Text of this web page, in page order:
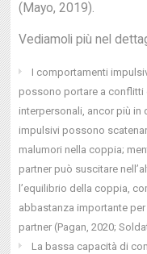
(Mayo, 2019).
Vediamoli più nel
I comportamenti
possono portare a conflitti
interpersonali, ancor più in
impulsivi possono
malumori nella coppia;
partner può suscitare
l’equilibrio della coppia,
abbastanza importante
partner (Pagan, 2020;
La bassa capacità di